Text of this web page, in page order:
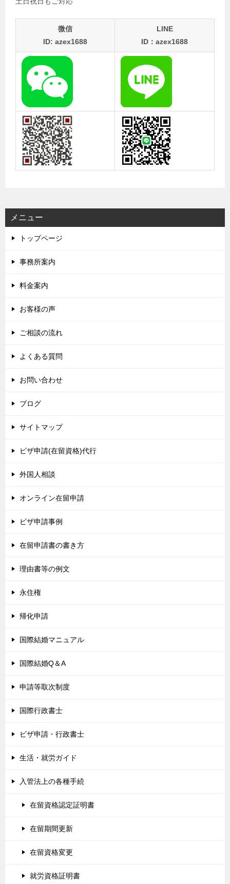
微信
ID: azex1688
LINE
ID：azex1688
メニュー
トップページ
事務所案内
料金案内
お客様の声
ご相談の流れ
よくある質問
お問い合わせ
ブログ
サイトマップ
ビザ申請(在留資格)代行
外国人相談
オンライン在留申請
ビザ申請事例
在留申請書の書き方
理由書等の例文
永住権
帰化申請
国際結婚マニュアル
国際結婚Q＆A
申請等取次制度
国際行政書士
ビザ申請・行政書士
生活・就労ガイド
入管法上の各種手続
在留資格認定証明書
在留期間更新
在留資格変更
就労資格証明書